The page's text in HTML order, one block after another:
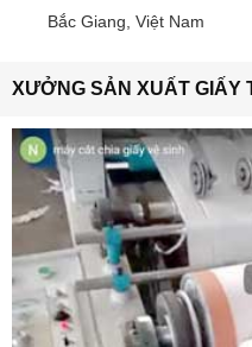
Bắc Giang, Việt Nam
XƯỞNG SẢN XUẤT GIẤY